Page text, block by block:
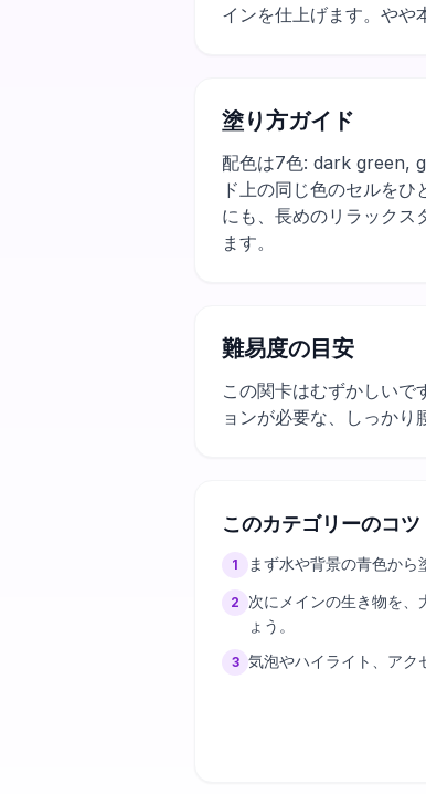
インを仕上げます。やや
塗り方ガイド
配色は7色: dark green,
ド上の同じ色のセルを
にも、長めのリラックス
ます。
難易度の目安
この関卡はむずかしい
ョンが必要な、しっかり
このカテゴリーのコツ
1 まず水や背景の青色から
2
次にメインの生き物を、
ょう。
3 気泡やハイライト、アク